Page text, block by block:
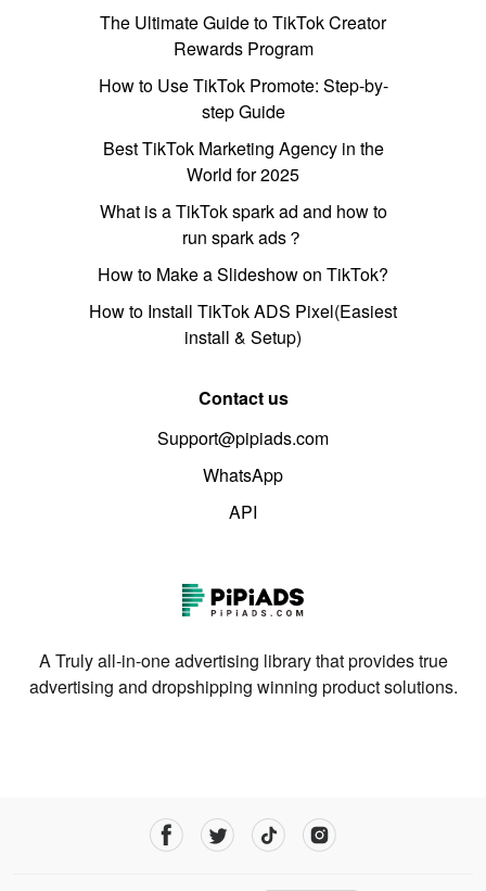
The Ultimate Guide to TikTok Creator
Rewards Program
How to Use TikTok Promote: Step-by-
step Guide
Best TikTok Marketing Agency in the
World for 2025
What is a TikTok spark ad and how to
run spark ads？
How to Make a Slideshow on TikTok?
How to Install TikTok ADS Pixel(Easiest
install & Setup)
Contact us
Support@pipiads.com
WhatsApp
API
A Truly all-in-one advertising library that provides true
advertising and dropshipping winning product solutions.